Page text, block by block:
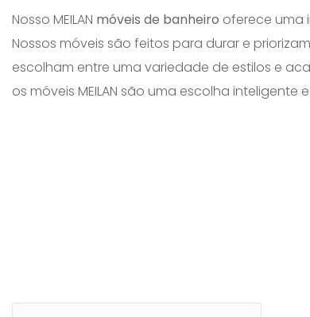
Nosso MEILAN móveis de banheiro oferece uma
Nossos móveis são feitos para durar e
escolham entre uma variedade de estilos e
os móveis MEILAN são uma escolha